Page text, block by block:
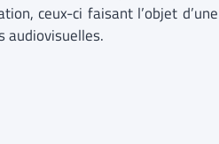
ceux-ci faisant l’objet d’une
audiovisuelles.